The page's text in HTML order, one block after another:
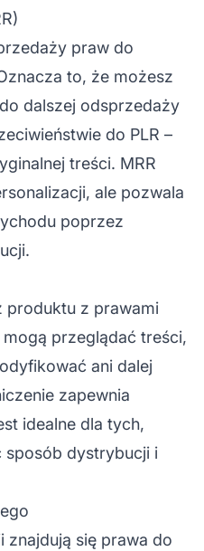
praw do
to, że możesz
dalszej odsprzedaży
do PLR –
treści. MRR
ale pozwala
poprzez
produktu z prawami
przeglądać treści,
ani dalej
zapewnia
idealne dla tych,
dystrybucji i
znajdują się prawa do